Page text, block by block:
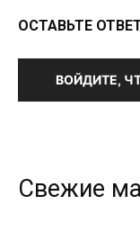
ОСТАВЬТЕ
ВОЙДИТЕ,
Свежие